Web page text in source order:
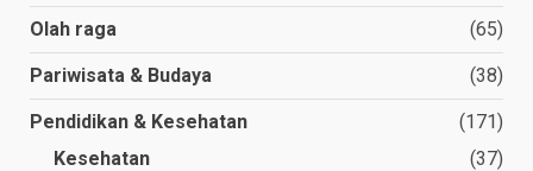
Olah raga (65)
Pariwisata & Budaya (38)
Pendidikan & Kesehatan
(171)
Kesehatan
(37)